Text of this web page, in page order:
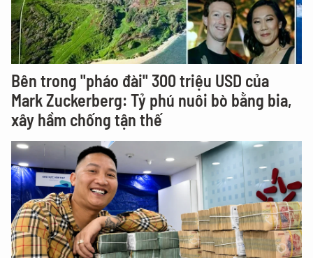
Bên trong "pháo đài" 300 triệu USD của
Mark Zuckerberg: Tỷ phú nuôi bò bằng bia,
xây hầm chống tận thế